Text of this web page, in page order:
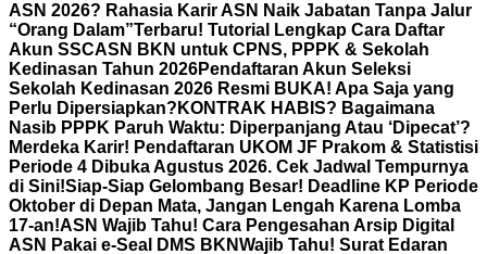
ASN 2026? Rahasia Karir ASN Naik Jabatan Tanpa Jalur
“Orang Dalam”Terbaru! Tutorial Lengkap Cara Daftar
Akun SSCASN BKN untuk CPNS, PPPK & Sekolah
Kedinasan Tahun 2026Pendaftaran Akun Seleksi
Sekolah Kedinasan 2026 Resmi BUKA! Apa Saja yang
Perlu Dipersiapkan? KONTRAK HABIS? Bagaimana
Nasib PPPK Paruh Waktu: Diperpanjang Atau ‘Dipecat’?
Merdeka Karir! Pendaftaran UKOM JF Prakom & Statistisi
Periode 4 Dibuka Agustus 2026. Cek Jadwal Tempurnya
di Sini!Siap-Siap Gelombang Besar! Deadline KP Periode
Oktober di Depan Mata, Jangan Lengah Karena Lomba
17-an!ASN Wajib Tahu! Cara Pengesahan Arsip Digital
ASN Pakai e-Seal DMS BKNWajib Tahu! Surat Edaran